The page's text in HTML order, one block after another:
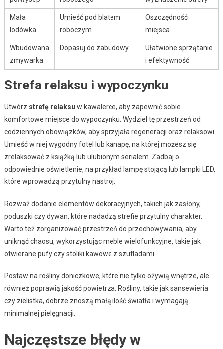
Mała
lodówka
Umieść pod blatem
roboczym
Oszczędność
miejsca
Wbudowana
zmywarka
Dopasuj do zabudowy
Ułatwione sprzątanie
i efektywność
Strefa relaksu i wypoczynku
Utwórz strefę relaksu w kawalerce, aby zapewnić sobie
komfortowe miejsce do wypoczynku. Wydziel tę przestrzeń od
codziennych obowiązków, aby sprzyjała regeneracji oraz relaksowi.
Umieść w niej wygodny fotel lub kanapę, na której możesz się
zrelaksować z książką lub ulubionym serialem. Zadbaj o
odpowiednie oświetlenie, na przykład lampę stojącą lub lampki LED,
które wprowadzą przytulny nastrój.
Rozważ dodanie elementów dekoracyjnych, takich jak zasłony,
poduszki czy dywan, które nadadzą strefie przytulny charakter.
Warto też zorganizować przestrzeń do przechowywania, aby
uniknąć chaosu, wykorzystując meble wielofunkcyjne, takie jak
otwierane pufy czy stoliki kawowe z szufladami.
Postaw na rośliny doniczkowe, które nie tylko ożywią wnętrze, ale
również poprawią jakość powietrza. Rośliny, takie jak sansewieria
czy zielistka, dobrze znoszą małą ilość światła i wymagają
minimalnej pielęgnacji.
Najczęstsze błędy w